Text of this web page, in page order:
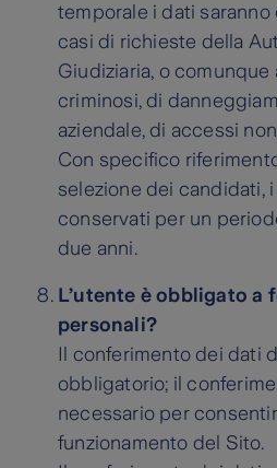
temporale i dati
casi di richieste della
Giudiziaria, o
criminosi, di
aziendale, di accessi
Con specifico
selezione dei candidati,
conservati per un
due anni.
L’utente è obbligato
personali?
Il conferimento dei dati
obbligatorio; il
necessario per
funzionamento del Sito.